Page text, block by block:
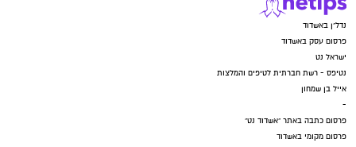
נדל"ן באשדוד
פרסום עסק באשדוד
ישראל נט
נטיפס - רשת חברתית לטיפים והמלצות
אייל בן שמחון
-
פרסום כתבה באתר "אשדוד נט"
פרסום מקומי באשדוד